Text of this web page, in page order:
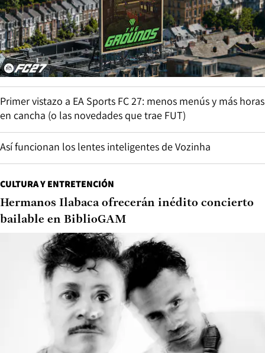
Primer vistazo a EA Sports FC 27: menos menús y más horas
en cancha (o las novedades que trae FUT)
Así funcionan los lentes inteligentes de Vozinha
CULTURA Y ENTRETENCIÓN
Hermanos Ilabaca ofrecerán inédito concierto
bailable en BiblioGAM